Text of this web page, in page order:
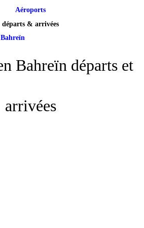
Aéroports
départs & arrivées
Bahreïn départs et
arrivées